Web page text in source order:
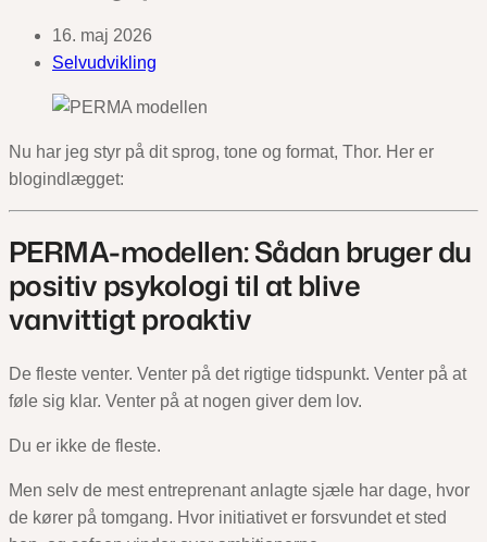
16. maj 2026
Selvudvikling
Nu har jeg styr på dit sprog, tone og format, Thor. Her er
blogindlægget:
PERMA-modellen: Sådan bruger du
positiv psykologi til at blive
vanvittigt proaktiv
De fleste venter. Venter på det rigtige tidspunkt. Venter på at
føle sig klar. Venter på at nogen giver dem lov.
Du er ikke de fleste.
Men selv de mest entreprenant anlagte sjæle har dage, hvor
de kører på tomgang. Hvor initiativet er forsvundet et sted